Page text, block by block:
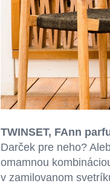
TWINSET, FAnn
Darček pre neho?
omamnou
v zamilovanom